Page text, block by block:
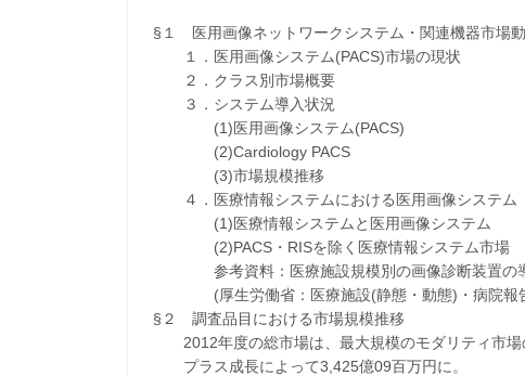
§１ 医用画像ネットワークシステム・関連機器市場
１．医用画像システム(PACS)市場の現状
２．クラス別市場概要
３．システム導入状況
(1)医用画像システム(PACS)
(2)Cardiology PACS
(3)市場規模推移
４．医療情報システムにおける医用画像システム
(1)医療情報システムと医用画像システム
(2)PACS・RISを除く医療情報システム市場
参考資料：医療施設規模別の画像診断装置の
(厚生労働省：医療施設(静態・動態)・病院報
§２ 調査品目における市場規模推移
2012年度の総市場は、最大規模のモダリティ市場
プラス成長によって3,425億09百万円に。